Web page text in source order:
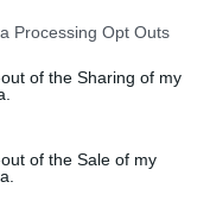
Processing Opt Outs
of the Sharing of my
of the Sale of my